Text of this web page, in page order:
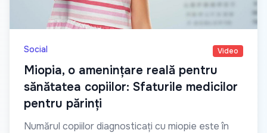
Social Video
Miopia, o amenințare reală pentru
sănătatea copiilor: Sfaturile medicilor
pentru părinți
Numărul copiilor diagnosticați cu miopie este în